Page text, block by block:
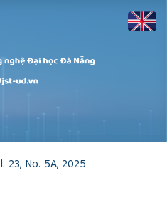
23, No. 5A, 2025